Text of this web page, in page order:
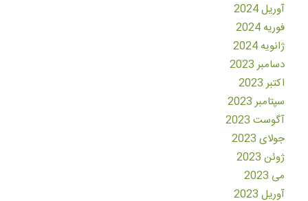
آوریل 2024
فوریه 2024
ژانویه 2024
دسامبر 2023
اکتبر 2023
سپتامبر 2023
آگوست 2023
جولای 2023
ژوئن 2023
می 2023
آوریل 2023